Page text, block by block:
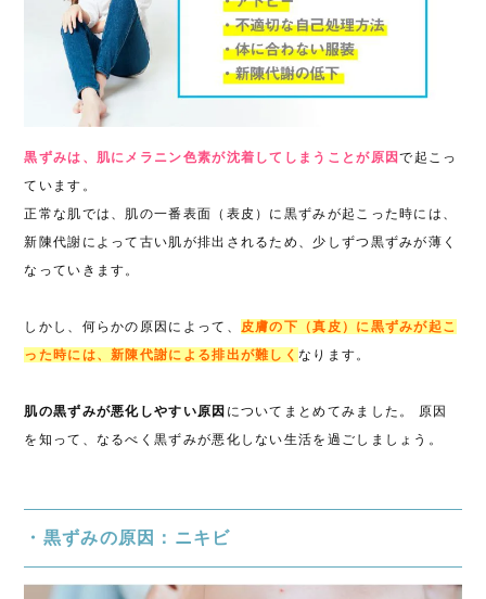
黒ずみは、肌にメラニン色素が沈着してしまうことが原因で起こっ
ています。
正常な肌では、肌の一番表面（表皮）に黒ずみが起こった時には、
新陳代謝によって古い肌が排出されるため、少しずつ黒ずみが薄く
なっていきます。
しかし、何らかの原因によって、 皮膚の下（真皮）に黒ずみが起こ
った時には、新陳代謝による排出が難しくなります。
肌の黒ずみが悪化しやすい原因 についてまとめてみました。 原因
を知って、なるべく黒ずみが悪化しない生活を過ごしましょう。
・黒ずみの原因：ニキビ